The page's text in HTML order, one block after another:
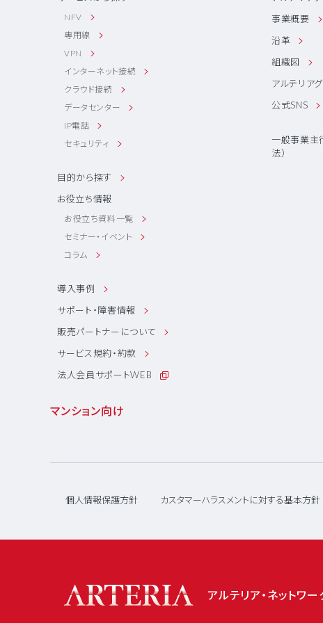
NFV
専用線
VPN
インターネット接続
クラウド接続
データセンター
IP電話
セキュリティ
目的から探す
お役立ち情報
お役立ち資料一覧
セミナー・イベント
コラム
導入事例
サポート・障害情報
販売パートナーについて
サービス規約・約款
法人会員サポートWEB
マンション向け
事業概要
沿革
組織図
アルテリア
公式SNS
一般事業主
法）
個人情報保護方針 カスタマーハラスメントに対する基本方針
アルテリア・ネットワ